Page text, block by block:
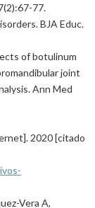
77.
BJA Educ.
of botulinum
joint
Ann Med
2020 [citado
Vera A,